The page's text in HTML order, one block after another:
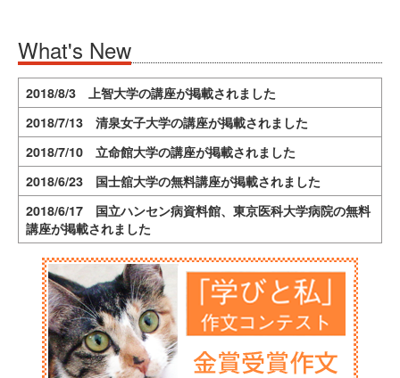
What's New
2018/8/3 上智大学の講座が掲載されました
2018/7/13 清泉女子大学の講座が掲載されました
2018/7/10 立命館大学の講座が掲載されました
2018/6/23 国士舘大学の無料講座が掲載されました
2018/6/17 国立ハンセン病資料館、東京医科大学病院の無料
講座が掲載されました